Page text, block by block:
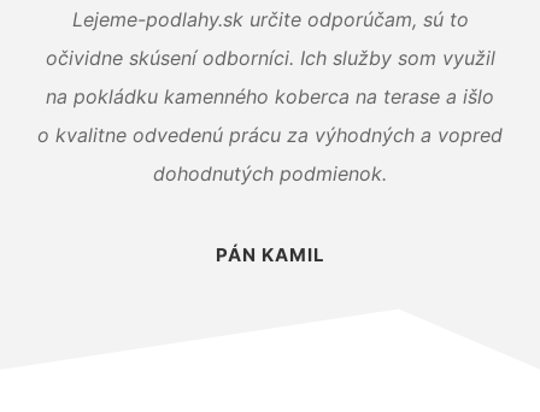
Lejeme-podlahy.sk určite odporúčam, sú to
očividne skúsení odborníci. Ich služby som využil
na pokládku kamenného koberca na terase a išlo
o kvalitne odvedenú prácu za výhodných a vopred
dohodnutých podmienok.
PÁN KAMIL